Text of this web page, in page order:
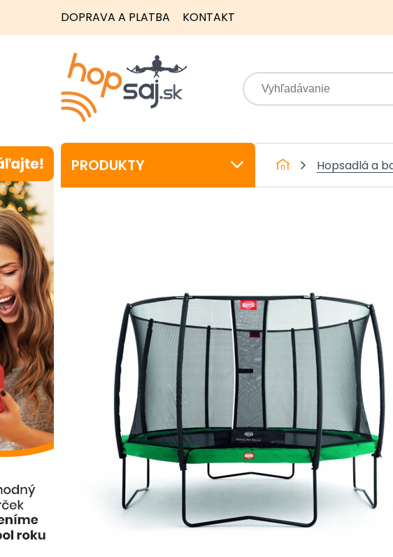
DOPRAVA A PLATBA KONTAKT
PRODUKTY Hopsadlá a